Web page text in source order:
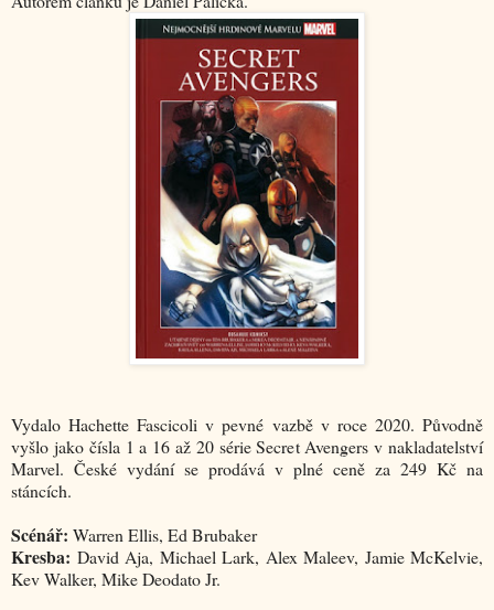
Vydalo Hachette Fascicoli v pevné vazbě v roce 2020. Původně
vyšlo jako čísla 1 a 16 až 20 série Secret Avengers v nakladatelství
Marvel. České vydání se prodává v plné ceně za 249 Kč na
stáncích.
Scénář: Warren Ellis, Ed Brubaker
Kresba: David Aja, Michael Lark, Alex Maleev, Jamie McKelvie,
Kev Walker, Mike Deodato Jr.